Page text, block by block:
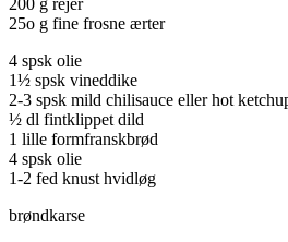
200 g rejer
25o g fine frosne ærter
4 spsk olie
1½ spsk vineddike
2-3 spsk mild chilisauce eller hot
½ dl fintklippet dild
1 lille formfranskbrød
4 spsk olie
1-2 fed knust hvidløg
brøndkarse